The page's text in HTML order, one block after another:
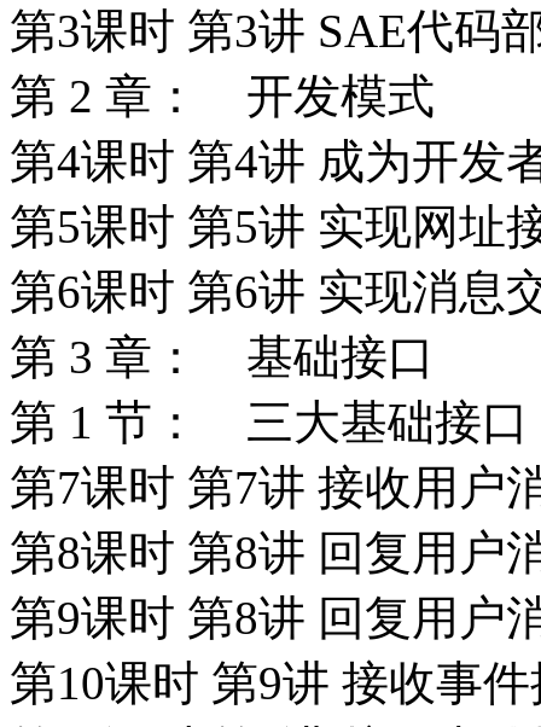
第3课时 第3讲 SAE代码
第 2 章： 开发模式
第4课时 第4讲 成为开发
第5课时 第5讲 实现网址
第6课时 第6讲 实现消息
第 3 章： 基础接口
第 1 节： 三大基础接口
第7课时 第7讲 接收用户
第8课时 第8讲 回复用户
第9课时 第8讲 回复用户
第10课时 第9讲 接收事